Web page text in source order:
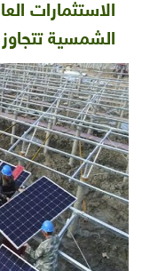
الاستثمارات
الشمسية